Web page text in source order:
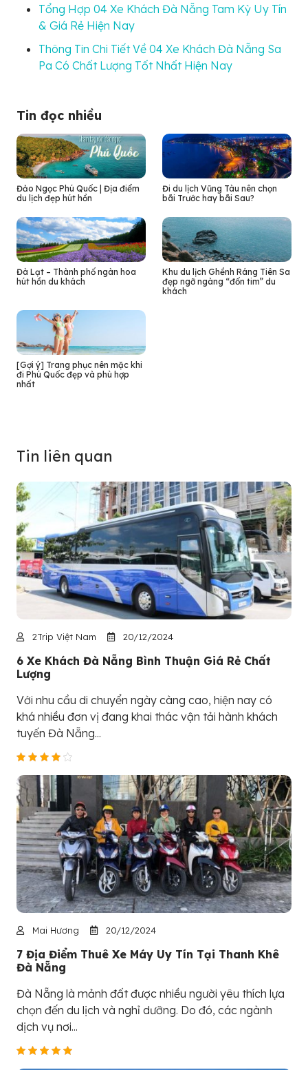
Tổng Hợp 04 Xe Khách Đà Nẵng Tam Kỳ Uy Tín
& Giá Rẻ Hiện Nay
Thông Tin Chi Tiết Về 04 Xe Khách Đà Nẵng Sa
Pa Có Chất Lượng Tốt Nhất Hiện Nay
Tin đọc nhiều
Đảo Ngọc Phú Quốc | Địa điểm
du lịch đẹp hút hồn
Đi du lịch Vũng Tàu nên chọn
bãi Trước hay bãi Sau?
Đà Lạt – Thành phố ngàn hoa
hút hồn du khách
Khu du lịch Ghềnh Ráng Tiên Sa
đẹp ngỡ ngàng “đốn tim” du
khách
[Gợi ý] Trang phục nên mặc khi
đi Phú Quốc đẹp và phù hợp
nhất
Tin liên quan
2Trip Việt Nam 20/12/2024
6 Xe Khách Đà Nẵng Bình Thuận Giá Rẻ Chất
Lượng
Với nhu cầu di chuyển ngày càng cao, hiện nay có
khá nhiều đơn vị đang khai thác vận tải hành khách
tuyến Đà Nẵng...
Mai Hương 20/12/2024
7 Địa Điểm Thuê Xe Máy Uy Tín Tại Thanh Khê
Đà Nẵng
Đà Nẵng là mảnh đất được nhiều người yêu thích lựa
chọn đến du lịch và nghỉ dưỡng. Do đó, các ngành
dịch vụ nơi...